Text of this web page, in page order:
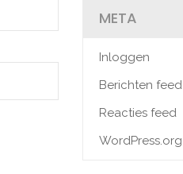
META
Inloggen
Berichten feed
Reacties feed
WordPress.org